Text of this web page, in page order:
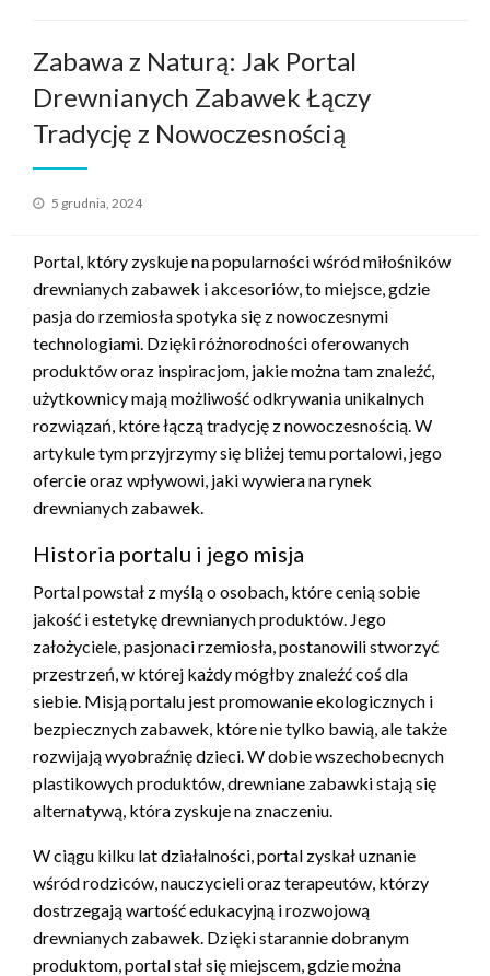
Zabawa z Naturą: Jak Portal
Drewnianych Zabawek Łączy
Tradycję z Nowoczesnością
Opublikowane
5 grudnia, 2024
Portal, który zyskuje na popularności wśród miłośników
drewnianych zabawek i akcesoriów, to miejsce, gdzie
pasja do rzemiosła spotyka się z nowoczesnymi
technologiami. Dzięki różnorodności oferowanych
produktów oraz inspiracjom, jakie można tam znaleźć,
użytkownicy mają możliwość odkrywania unikalnych
rozwiązań, które łączą tradycję z nowoczesnością. W
artykule tym przyjrzymy się bliżej temu portalowi, jego
ofercie oraz wpływowi, jaki wywiera na rynek
drewnianych zabawek.
Historia portalu i jego misja
Portal powstał z myślą o osobach, które cenią sobie
jakość i estetykę drewnianych produktów. Jego
założyciele, pasjonaci rzemiosła, postanowili stworzyć
przestrzeń, w której każdy mógłby znaleźć coś dla
siebie. Misją portalu jest promowanie ekologicznych i
bezpiecznych zabawek, które nie tylko bawią, ale także
rozwijają wyobraźnię dzieci. W dobie wszechobecnych
plastikowych produktów, drewniane zabawki stają się
alternatywą, która zyskuje na znaczeniu.
W ciągu kilku lat działalności, portal zyskał uznanie
wśród rodziców, nauczycieli oraz terapeutów, którzy
dostrzegają wartość edukacyjną i rozwojową
drewnianych zabawek. Dzięki starannie dobranym
produktom, portal stał się miejscem, gdzie można